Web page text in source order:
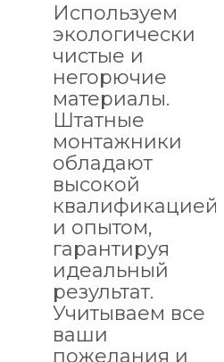
Используем
экологически
чистые и
негорючие
материалы.
Штатные
монтажники
обладают
высокой
квалификацией
и опытом,
гарантируя
идеальный
результат.
Учитываем все
ваши
пожелания и